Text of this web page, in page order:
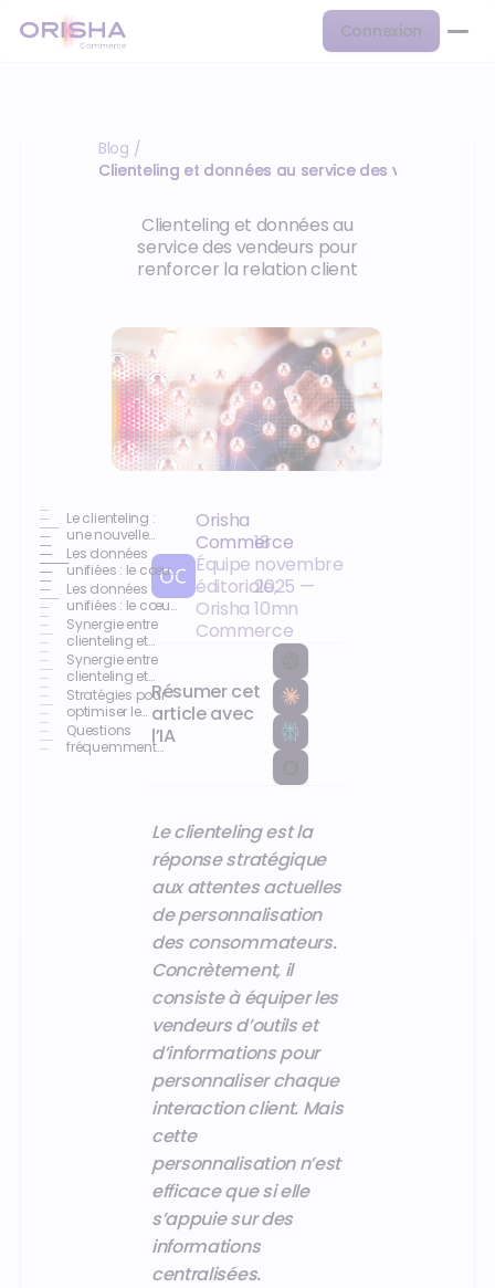
Connexion
Blog /
Clienteling et données au service des vendeurs
Clienteling et données au
service des vendeurs pour
renforcer la relation client
Le clienteling :
une nouvelle
approche de la
relation client
Les données
unifiées : le cœur
de la
personnalisation
Les données
unifiées : le cœur
de la
personnalisation
Synergie entre
clienteling et
données
Synergie entre
clienteling et
données
Stratégies pour
optimiser le
commerce
personnalisé
Questions
fréquemment
Orisha
Commerce
Équipe
éditoriale,
Orisha
Commerce
18
novembre
2025 —
10mn
Résumer cet
article avec
l’IA
Le clienteling est la
réponse stratégique
aux attentes actuelles
de personnalisation
des consommateurs.
Concrètement, il
consiste à équiper les
vendeurs d’outils et
d’informations pour
personnaliser chaque
interaction client. Mais
cette
personnalisation n’est
efficace que si elle
s’appuie sur des
informations
centralisées.